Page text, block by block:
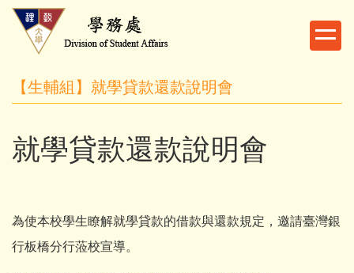
跳
容
【生輔組】就學貸款還款說明會
就學貸款還款說明會
為使本校學生瞭解就學貸款的借款與還款規定，邀請臺灣銀
行板橋分行蒞校宣導。